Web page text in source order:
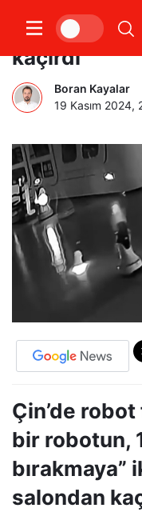
Çin’de
kaçırdı
Boran Kayalar
19 Kasım 2024,
Çin’de
bir robotun,
bırakmaya”
salondan